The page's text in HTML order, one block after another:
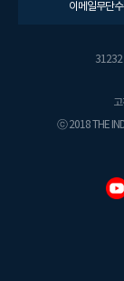
이메일무단
31232
ⓒ 2018 THE